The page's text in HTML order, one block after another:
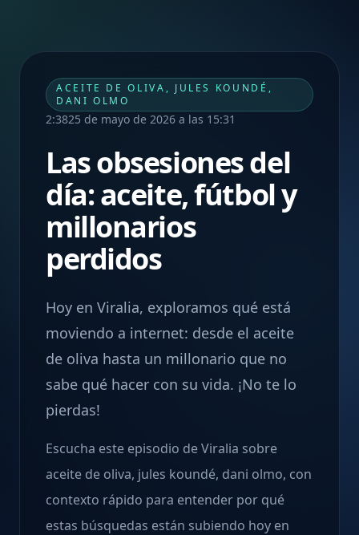
ACEITE DE OLIVA, JULES KOUNDÉ,
DANI OLMO
2:3825 de mayo de 2026 a las 15:31
Las obsesiones del
día: aceite, fútbol y
millonarios
perdidos
Hoy en Viralia, exploramos qué está
moviendo a internet: desde el aceite
de oliva hasta un millonario que no
sabe qué hacer con su vida. ¡No te lo
pierdas!
Escucha este episodio de Viralia sobre
aceite de oliva, jules koundé, dani olmo, con
contexto rápido para entender por qué
estas búsquedas están subiendo hoy en